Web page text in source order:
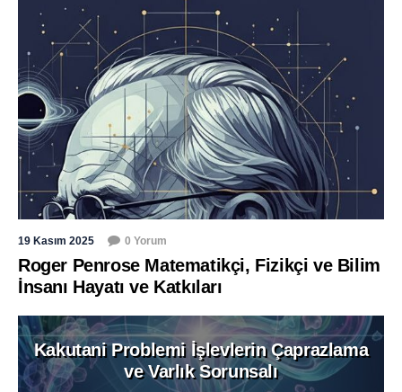
19 Kasım 2025 0 Yorum
Roger Penrose Matematikçi, Fizikçi ve Bilim
İnsanı Hayatı ve Katkıları
Kakutani Problemi İşlevlerin Çaprazlama
ve Varlık Sorunsalı